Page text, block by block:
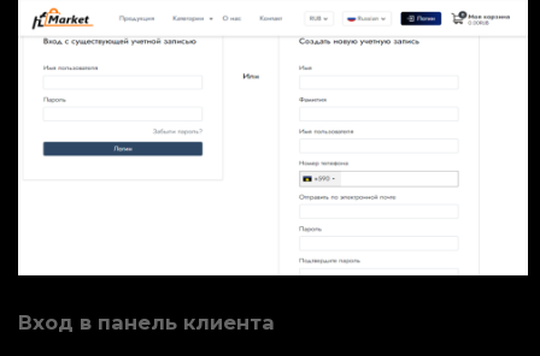
Вход в панель клиента